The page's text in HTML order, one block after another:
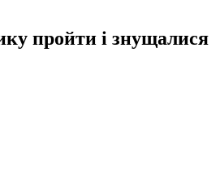
пройти і знущалися